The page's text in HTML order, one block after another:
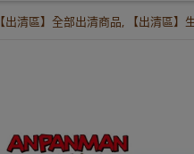
【出清區】全部出清商品, 【出清區】